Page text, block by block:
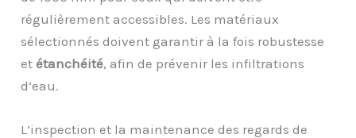
régulièrement accessibles. Les matériaux
sélectionnés doivent garantir à la fois robustesse
etétanchéité, afin de prévenir les infiltrations
d’eau.
L’inspection et la maintenance des regards de